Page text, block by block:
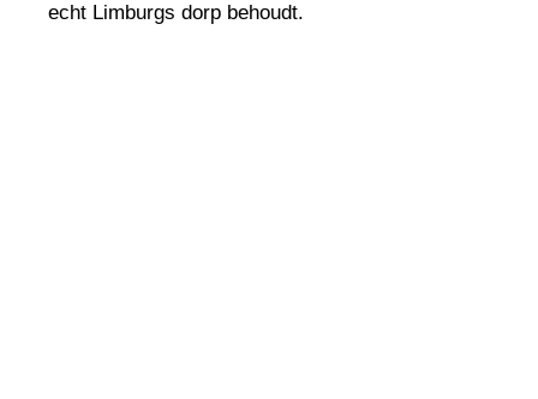
echt Limburgs dorp behoudt.